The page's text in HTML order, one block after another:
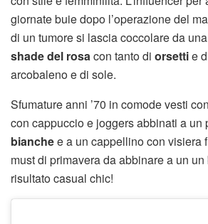
giornate buie dopo l’operazione del
di un tumore si lascia coccolare da
shade del rosacon tanto di orsettie
arcobaleno e di sole.
Sfumature anni ’70 in comode vesti
con cappuccio e joggers abbinati a un
bianchee a un cappellino con visiera
must di primavera da abbinare a un
risultato casual chic!